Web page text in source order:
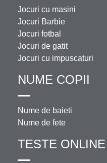
Jocuri cu masini
Jocuri Barbie
Jocuri fotbal
Jocuri de gatit
Jocuri cu impuscaturi
NUME COPII
Nume de baieti
Nume de fete
TESTE ONLINE